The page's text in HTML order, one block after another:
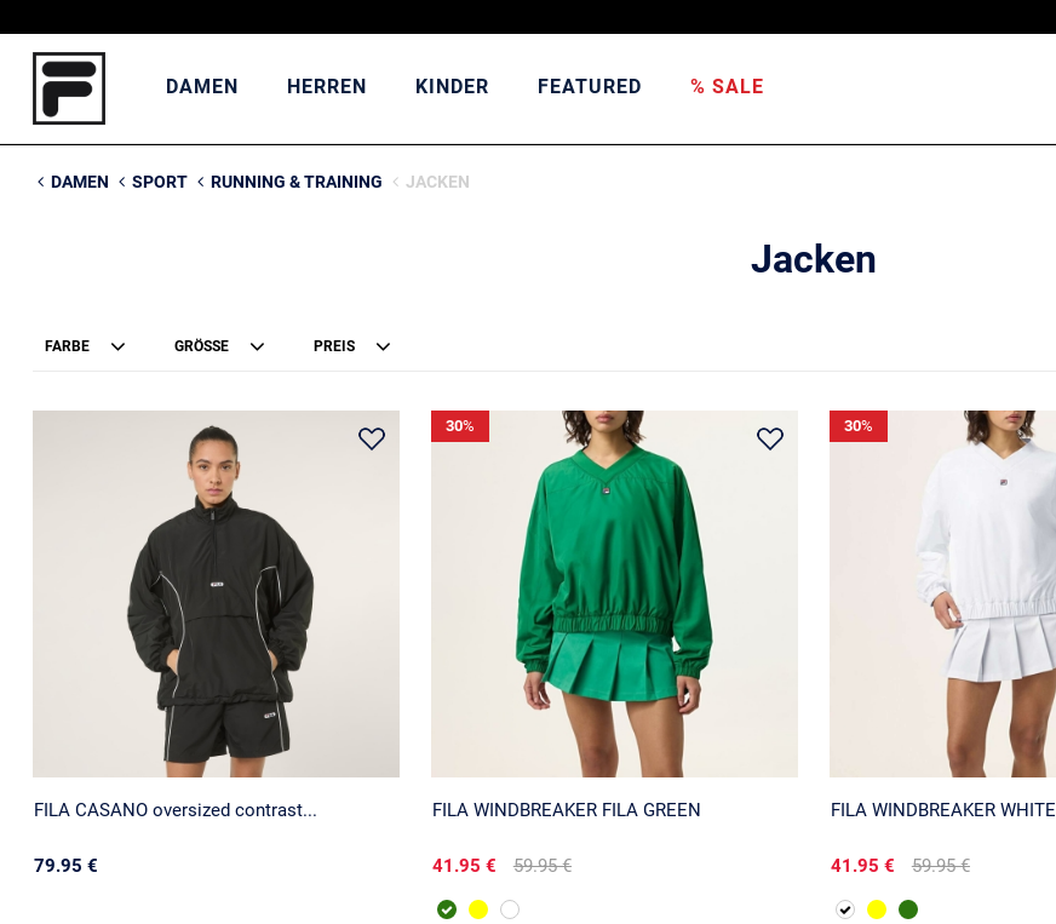
DAMEN HERREN KINDER FEATURED % SALE
DAMEN SPORT RUNNING & TRAINING JACKEN
Jacken
FARBE GRÖSSE PREIS
FILA CASANO oversized contrast...
79.95 €
FILA WINDBREAKER FILA GREEN
41.95 € 59.95 €
30%
FILA WINDBREAKER WHITE
41.95 € 59.95 €
30%